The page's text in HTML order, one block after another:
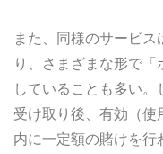
また、同様のサービ
り、さまざまな形で
していることも多い
受け取り後、有効（
内に一定額の賭けを